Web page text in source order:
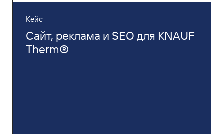
Кейс
Сайт, реклама и SEO для KNAUF
Therm®